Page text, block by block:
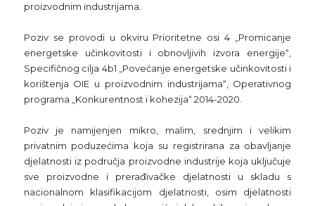
proizvodnim industrijama.
Poziv se provodi u okviru Prioritetne osi 4 „Promicanje
energetske učinkovitosti i obnovljivih izvora energije“,
Specifičnog cilja 4b1 „Povećanje energetske učinkovitosti i
korištenja OIE u proizvodnim industrijama“, Operativnog
programa „Konkurentnost i kohezija“ 2014-2020.
Poziv je namijenjen mikro, malim, srednjim i velikim
privatnim poduzećima koja su registrirana za obavljanje
djelatnosti iz područja proizvodne industrije koja uključuje
sve proizvodne i prerađivačke djelatnosti u skladu s
nacionalnom klasifikacijom djelatnosti, osim djelatnosti